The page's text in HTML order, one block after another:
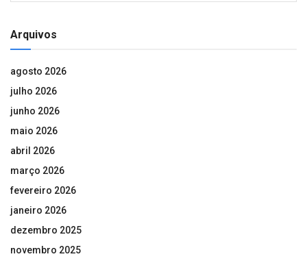
Arquivos
agosto 2026
julho 2026
junho 2026
maio 2026
abril 2026
março 2026
fevereiro 2026
janeiro 2026
dezembro 2025
novembro 2025